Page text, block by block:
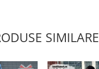
SIMILARE